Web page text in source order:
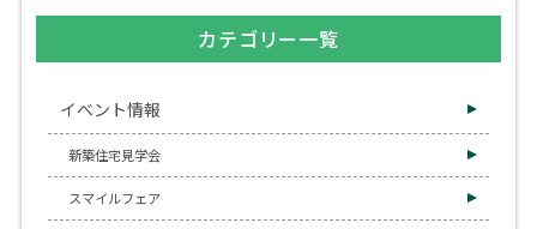
カテゴリー一覧
イベント情報
新築住宅見学会
スマイルフェア